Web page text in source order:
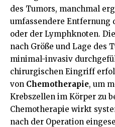
des Tumors, manchmal
umfassendere Entfernung
oder der Lymphknoten.
nach Größe und Lage des
minimal-invasiv
chirurgischen Eingriff
von Chemotherapie, um
Krebszellen im Körper zu
Chemotherapie wirkt
nach der Operation